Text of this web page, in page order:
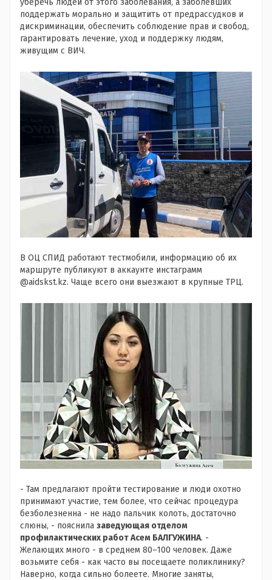
поддержать морально и защитить от предрассудков и
дискриминации, обеспечить соблюдение прав и свобод,
гарантировать лечение, уход и поддержку людям,
живущим с ВИЧ.
В ОЦ СПИД работают тестмобили, информацию об их
маршруте публикуют в аккаунте инстаграмм
@aidskst.kz. Чаще всего они выезжают в крупные ТРЦ.
- Там предлагают пройти тестирование и люди охотно
принимают участие, тем более, что сейчас процедура
безболезненна - не надо пальчик колоть, достаточно
слюны, - пояснила заведующая отделом
профилактических работ Асем БАЛГУЖИНА. -
Желающих много - в среднем 80–100 человек. Даже
возьмите себя - как часто вы посещаете поликлинику?
Наверно, когда сильно болеете. Многие заняты,